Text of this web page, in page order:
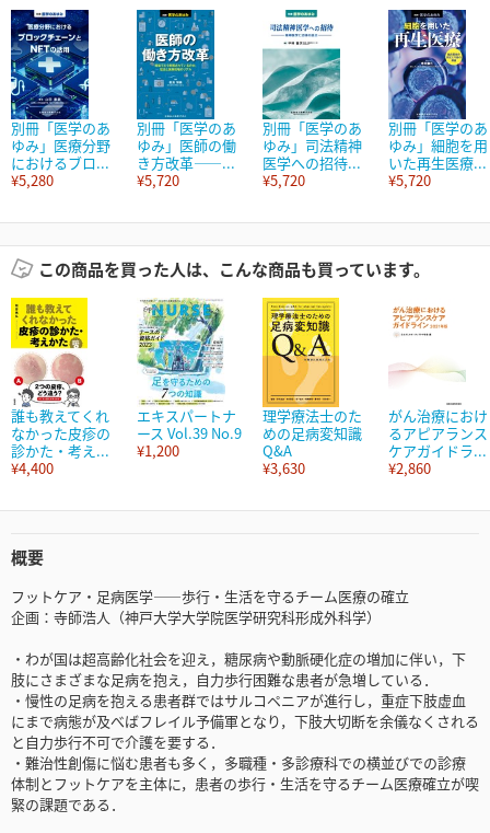
別冊「医学のあ
ゆみ」医療分野
におけるブロ...
¥5,280
別冊「医学のあ
ゆみ」医師の働
き方改革――...
¥5,720
別冊「医学のあ
ゆみ」司法精神
医学への招待...
¥5,720
別冊「医学のあ
ゆみ」細胞を用
いた再生医療...
¥5,720
この商品を買った人は、こんな商品も買っています。
誰も教えてくれ
なかった皮疹の
診かた・考え...
¥4,400
エキスパートナ
ース Vol.39 No.9
¥1,200
理学療法士のた
めの足病変知識
Q&A
¥3,630
がん治療におけ
るアピアランス
ケアガイドラ...
¥2,860
概要
フットケア・足病医学――歩行・生活を守るチーム医療の確立
企画：寺師浩人（神戸大学大学院医学研究科形成外科学）
・わが国は超高齢化社会を迎え，糖尿病や動脈硬化症の増加に伴い，下
肢にさまざまな足病を抱え，自力歩行困難な患者が急増している．
・慢性の足病を抱える患者群ではサルコペニアが進行し，重症下肢虚血
にまで病態が及べばフレイル予備軍となり，下肢大切断を余儀なくされる
と自力歩行不可で介護を要する．
・難治性創傷に悩む患者も多く，多職種・多診療科での横並びでの診療
体制とフットケアを主体に，患者の歩行・生活を守るチーム医療確立が喫
緊の課題である．